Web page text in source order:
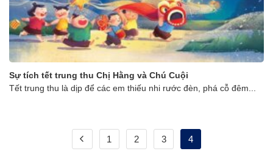
Sự tích tết trung thu Chị Hằng và Chú Cuội
Tết trung thu là dịp để các em thiếu nhi rước đèn, phá cỗ đêm...
1 2 3 4